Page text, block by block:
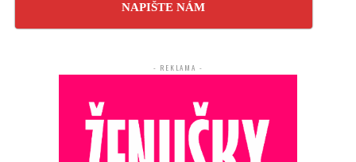
NAPIŠTE NÁM
- REKLAMA -